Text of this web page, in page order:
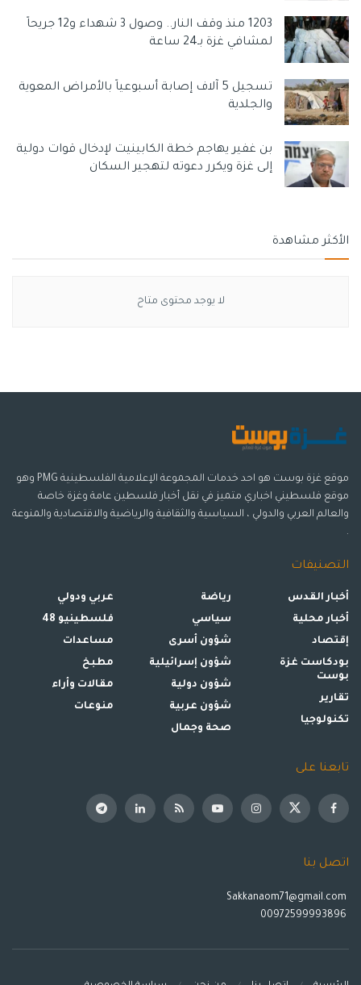
1203 منذ وقف النار.. وصول 3 شهداء و12 جريحاً
لمشافي غزة بـ24 ساعة
تسجيل 5 آلاف إصابة أسبوعياً بالأمراض المعوية
والجلدية
بن غفير يهاجم خطة الكابينيت لإدخال قوات دولية
إلى غزة ويكرر دعوته لتهجير السكان
الأكثر مشاهدة
لا يوجد محتوى متاح
موقع غزة بوست هو احد خدمات المجموعة الإعلامية الفلسطينية PMG وهو
موقع فلسطيني اخباري متميز في نقل أخبار فلسطين عامة وغزة خاصة
والعالم العربي والدولي ، السياسية والثقافية والرياضية والاقتصادية والمنوعة
.
التصنيفات
أخبار القدس
أخبار محلية
إقتصاد
بودكاست غزة
بوست
تقارير
تكنولوجيا
رياضة
سياسي
شؤون أسرى
شؤون إسرائيلية
شؤون دولية
شؤون عربية
صحة وجمال
عربي ودولي
فلسطينيو 48
مساعدات
مطبخ
مقالات وأراء
منوعات
تابعنا على
اتصل بنا
Sakkanaom71@gmail.com